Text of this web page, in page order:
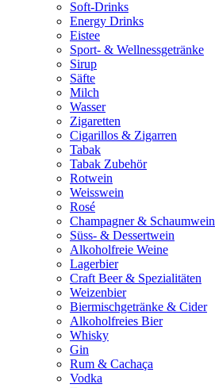
Soft-Drinks
Energy Drinks
Eistee
Sport- & Wellnessgetränke
Sirup
Säfte
Milch
Wasser
Zigaretten
Cigarillos & Zigarren
Tabak
Tabak Zubehör
Rotwein
Weisswein
Rosé
Champagner & Schaumwein
Süss- & Dessertwein
Alkoholfreie Weine
Lagerbier
Craft Beer & Spezialitäten
Weizenbier
Biermischgetränke & Cider
Alkoholfreies Bier
Whisky
Gin
Rum & Cachaça
Vodka